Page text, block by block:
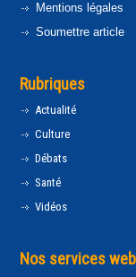
Mentions légales
Soumettre article
Rubriques
Actualité
Culture
Débats
Santé
Vidéos
Nos services web